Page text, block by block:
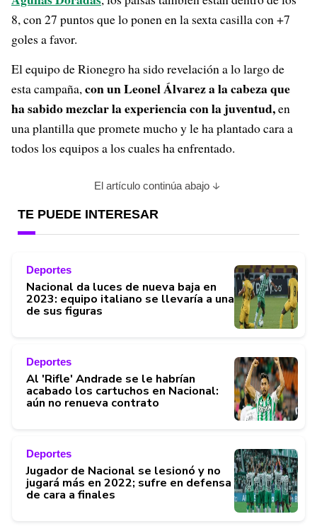
8, con 27 puntos que lo ponen en la sexta casilla con +7
goles a favor.
El equipo de Rionegro ha sido revelación a lo largo de
esta campaña,con un Leonel Álvarez a la cabeza que
ha sabido mezclar la experiencia con la juventud,en
una plantilla que promete mucho y le ha plantado cara a
todos los equipos a los cuales ha enfrentado.
El artículo continúa abajo
TE PUEDE INTERESAR
Deportes
Nacional da luces de nueva baja en
2023: equipo italiano se llevaría a una
de sus figuras
Deportes
Al 'Rifle' Andrade se le habrían
acabado los cartuchos en Nacional:
aún no renueva contrato
Deportes
Jugador de Nacional se lesionó y no
jugará más en 2022; sufre en defensa
de cara a finales